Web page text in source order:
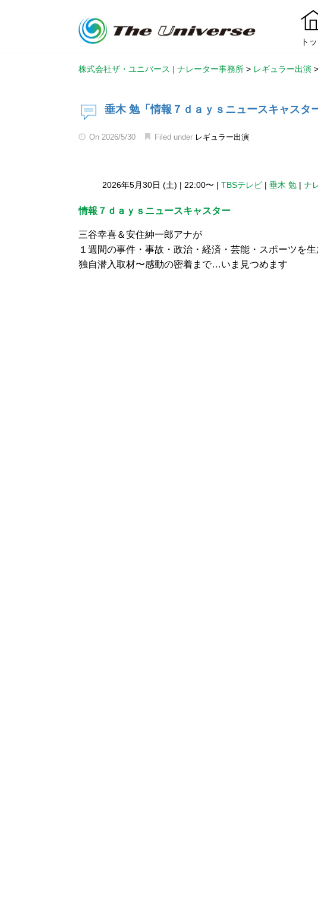
ト
株式会社ザ・ユニバース | ナレーター事務所 > レギュラー出演 >
垂木 勉「情報７ｄａｙｓニュースキャスター
On 2026/5/30 Filed under レギュラー出演
2026年5月30日 (土) | 22:00〜 | TBSテレビ | 垂木 勉 | ナ
情報７ｄａｙｓニュースキャスター
三谷幸喜＆安住紳一郎アナが
１週間の事件・事故・政治・経済・芸能・スポーツを生
独自潜入取材〜感動の密着まで…いま見つめます